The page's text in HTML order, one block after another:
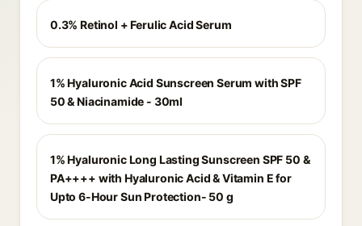
0.3% Retinol + Ferulic Acid Serum
1% Hyaluronic Acid Sunscreen Serum with SPF
50 & Niacinamide - 30ml
1% Hyaluronic Long Lasting Sunscreen SPF 50 &
PA++++ with Hyaluronic Acid & Vitamin E for
Upto 6-Hour Sun Protection- 50 g